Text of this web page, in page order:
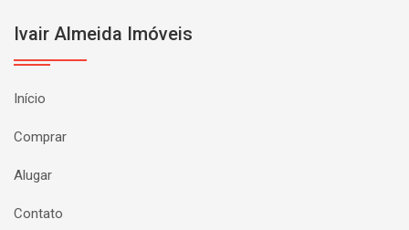
Ivair Almeida Imóveis
Início
Comprar
Alugar
Contato